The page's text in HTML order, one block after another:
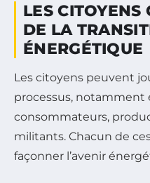
LES CITOYENS
DE LA
ÉNERGÉTIQUE
Les citoyens peuvent
processus, notamment
consommateurs,
militants. Chacun de
façonner l’avenir